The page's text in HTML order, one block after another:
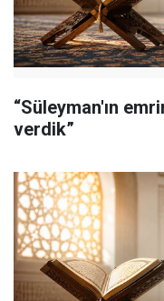
“Süleyman'ın
verdik”